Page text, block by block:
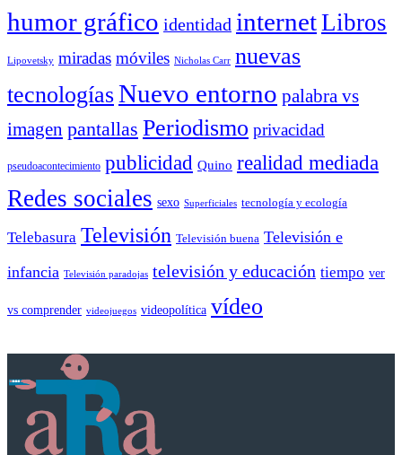
humor gráfico identidad internetLibros
Lipovetsky miradas móviles Nicholas Carr nuevas
tecnologíasNuevo entorno palabra vs
imagen pantallas Periodismo privacidad
pseudoacontecimiento publicidad Quino realidad mediada
Redes sociales sexo Superficiales tecnología y ecología
Telebasura Televisión Televisión buena Televisión e
infancia Televisión paradojas televisión y educación tiempo ver
vs comprender videojuegos videopolítica vídeo